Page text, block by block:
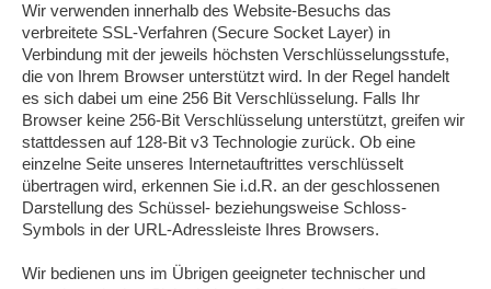
Wir verwenden innerhalb des Website-Besuchs das
verbreitete SSL-Verfahren (Secure Socket Layer) in
Verbindung mit der jeweils höchsten Verschlüsselungsstufe,
die von Ihrem Browser unterstützt wird. In der Regel handelt
es sich dabei um eine 256 Bit Verschlüsselung. Falls Ihr
Browser keine 256-Bit Verschlüsselung unterstützt, greifen wir
stattdessen auf 128-Bit v3 Technologie zurück. Ob eine
einzelne Seite unseres Internetauftrittes verschlüsselt
übertragen wird, erkennen Sie i.d.R. an der geschlossenen
Darstellung des Schüssel- beziehungsweise Schloss-
Symbols in der URL-Adressleiste Ihres Browsers.
Wir bedienen uns im Übrigen geeigneter technischer und